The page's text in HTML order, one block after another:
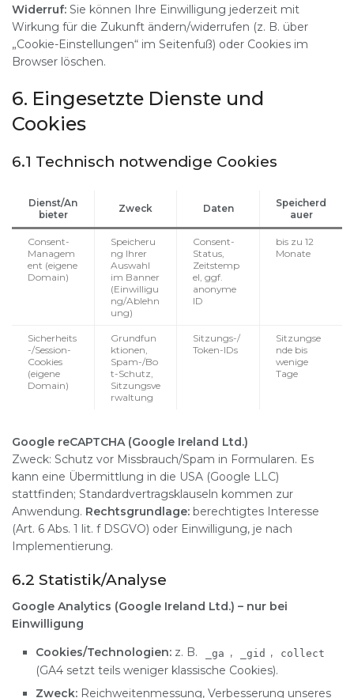
Widerruf: Sie können Ihre Einwilligung jederzeit mit
Wirkung für die Zukunft ändern/widerrufen (z. B. über
„Cookie-Einstellungen“ im Seitenfuß) oder Cookies im
Browser löschen.
6. Eingesetzte Dienste und
Cookies
6.1 Technisch notwendige Cookies
Dienst/An
bieter
Zweck Daten
Speicherd
auer
Consent-
Managem
ent (eigene
Domain)
Speicheru
ng Ihrer
Auswahl
im Banner
(Einwilligu
ng/Ablehn
ung)
Consent-
Status,
Zeitstemp
el, ggf.
anonyme
ID
bis zu 12
Monate
Sicherheits
-/Session-
Cookies
(eigene
Domain)
Grundfun
ktionen,
Spam-/Bo
t-Schutz,
Sitzungsve
rwaltung
Sitzungs-/
Token-IDs
Sitzungse
nde bis
wenige
Tage
Google reCAPTCHA (Google Ireland Ltd.)
Zweck: Schutz vor Missbrauch/Spam in Formularen. Es
kann eine Übermittlung in die USA (Google LLC)
stattfinden; Standardvertragsklauseln kommen zur
Anwendung. Rechtsgrundlage: berechtigtes Interesse
(Art. 6 Abs. 1 lit. f DSGVO) oder Einwilligung, je nach
Implementierung.
6.2 Statistik/Analyse
Google Analytics (Google Ireland Ltd.) – nur bei
Einwilligung
Cookies/Technologien: z. B. _ga , _gid , collect
(GA4 setzt teils weniger klassische Cookies).
Zweck: Reichweitenmessung, Verbesserung unseres